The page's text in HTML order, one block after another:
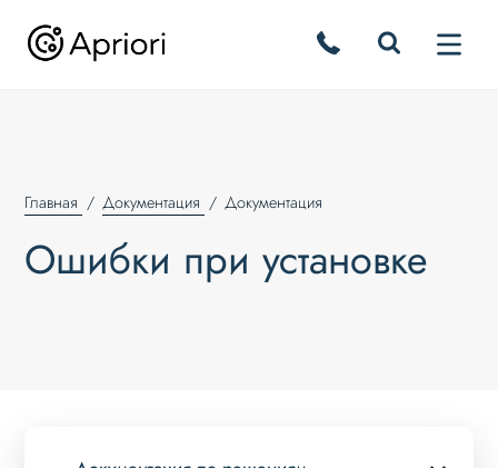
Главная Документация Документация
Ошибки при установке